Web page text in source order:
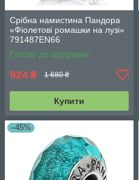
Срібна намистина Пандора
«Фіолетові ромашки на лузі»
791487EN66
Готово до відправки
924 ₴ 1 680 ₴
Купити
–45%